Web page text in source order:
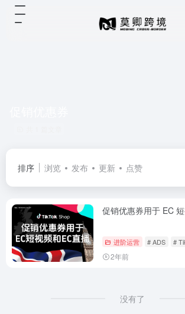
排序 浏览 发布 更新 点赞
促销优惠券用于 EC
进阶运营 # ADS #
2年前
没有了